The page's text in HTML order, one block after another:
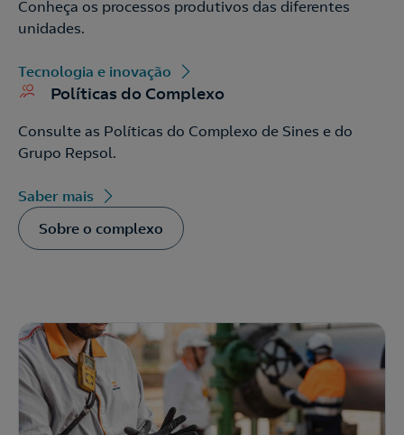
Conheça os processos produtivos das diferentes
unidades.
Tecnologia e inovação
Políticas do Complexo
Consulte as Políticas do Complexo de Sines e do
Grupo Repsol.
Saber mais
Sobre o complexo